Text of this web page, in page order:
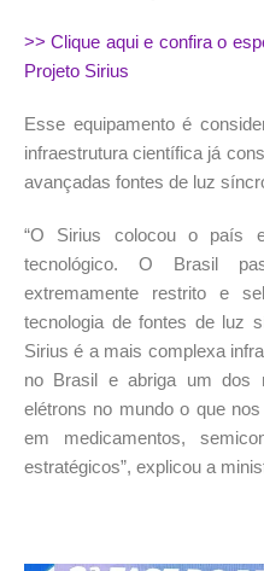
>> Clique aqui e confira o
Projeto Sirius
Esse equipamento é
infraestrutura científica já
avançadas fontes de luz
“O Sirius colocou o país
tecnológico. O Brasil
extremamente restrito e
tecnologia de fontes de luz
Sirius é a mais complexa
no Brasil e abriga um dos
elétrons no mundo o que
em medicamentos,
estratégicos”, explicou a